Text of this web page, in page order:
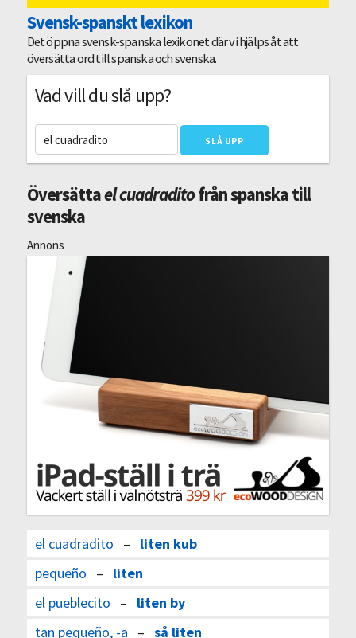
Svensk-spanskt lexikon
Det öppna svensk-spanska lexikonet där vi hjälps åt att
översätta ord till spanska och svenska.
Vad vill du slå upp?
Översättael cuadraditofrån spanska till
svenska
Annons
el cuadradito – liten kub
pequeño – liten
el pueblecito – liten by
tan pequeño, -a – så liten